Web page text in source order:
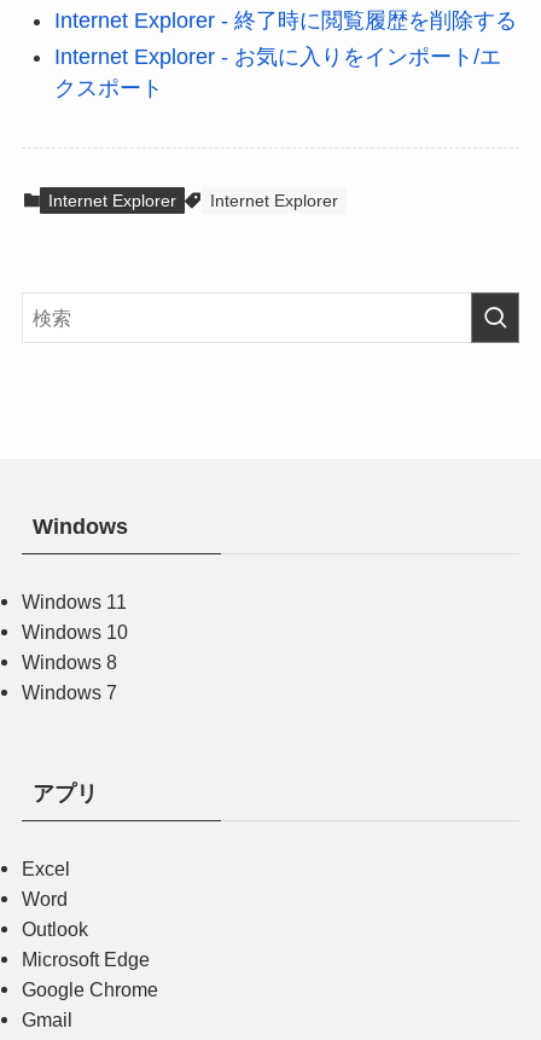
Internet Explorer - 終了時に閲覧履歴を削除する
Internet Explorer - お気に入りをインポート/エ
クスポート
Internet Explorer Internet Explorer
Windows
Windows 11
Windows 10
Windows 8
Windows 7
アプリ
Excel
Word
Outlook
Microsoft Edge
Google Chrome
Gmail